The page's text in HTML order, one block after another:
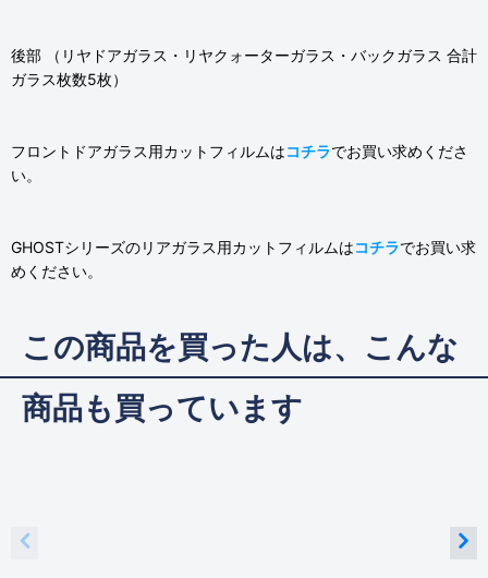
後部 （リヤドアガラス・リヤクォーターガラス・バックガラス 合計
ガラス枚数5枚）
フロントドアガラス用カットフィルムはコチラでお買い求めくださ
い。
GHOSTシリーズのリアガラス用カットフィルムはコチラでお買い求
めください。
この商品を買った人は、こんな
商品も買っています